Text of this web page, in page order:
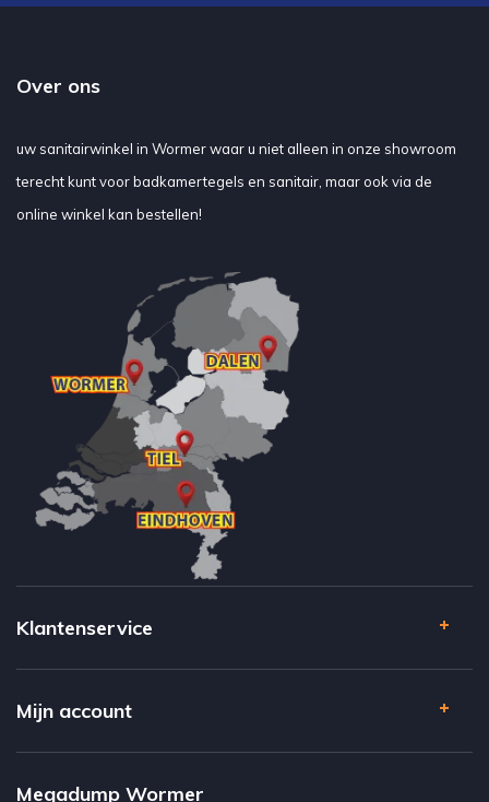
Over ons
uw sanitairwinkel in Wormer waar u niet alleen in onze showroom
terecht kunt voor badkamertegels en sanitair, maar ook via de
online winkel kan bestellen!
Klantenservice
Mijn account
Megadump Wormer